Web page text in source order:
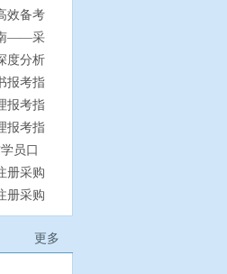
效备考
南——采
度分析
报考指
报考指
报考指
员口
册采购
册采购
更多